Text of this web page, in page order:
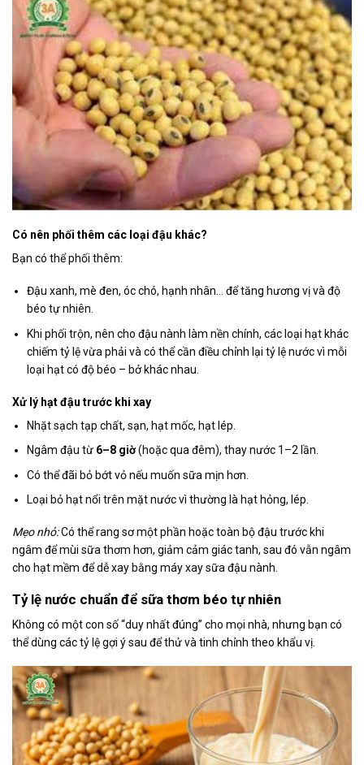
Có nên phối thêm các loại đậu khác?
Bạn có thể phối thêm:
Đậu xanh, mè đen, óc chó, hạnh nhân… để tăng hương vị và độ
béo tự nhiên.
Khi phối trộn, nên cho đậu nành làm nền chính, các loại hạt khác
chiếm tỷ lệ vừa phải và có thể cần điều chỉnh lại tỷ lệ nước vì mỗi
loại hạt có độ béo – bở khác nhau.
Xử lý hạt đậu trước khi xay
Nhặt sạch tạp chất, sạn, hạt mốc, hạt lép.
Ngâm đậu từ 6–8 giờ(hoặc qua đêm), thay nước 1–2 lần.
Có thể đãi bỏ bớt vỏ nếu muốn sữa mịn hơn.
Loại bỏ hạt nổi trên mặt nước vì thường là hạt hỏng, lép.
Mẹo nhỏ:Có thể rang sơ một phần hoặc toàn bộ đậu trước khi
ngâm để mùi sữa thơm hơn, giảm cảm giác tanh, sau đó vẫn ngâm
cho hạt mềm để dễ xay bằng máy xay sữa đậu nành.
Tỷ lệ nước chuẩn để sữa thơm béo tự nhiên
Không có một con số “duy nhất đúng” cho mọi nhà, nhưng bạn có
thể dùng các tỷ lệ gợi ý sau để thử và tinh chỉnh theo khẩu vị.